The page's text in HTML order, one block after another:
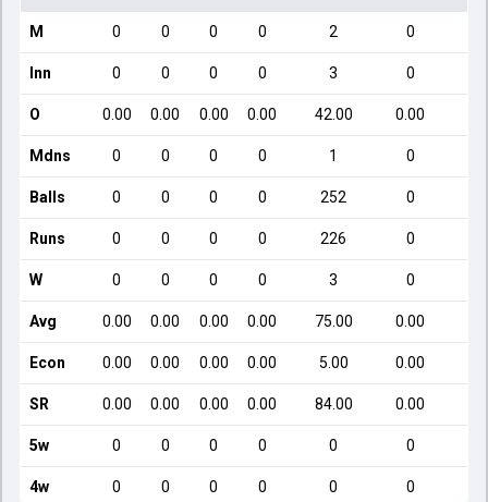
M 0 0 0 0 2 0
Inn 0 0 0 0 3 0
O 0.00 0.00 0.00 0.00 42.00 0.00
Mdns 0 0 0 0 1 0
Balls 0 0 0 0 252 0
Runs 0 0 0 0 226 0
W 0 0 0 0 3 0
Avg 0.00 0.00 0.00 0.00 75.00 0.00
Econ 0.00 0.00 0.00 0.00 5.00 0.00
SR 0.00 0.00 0.00 0.00 84.00 0.00
5w 0 0 0 0 0 0
4w 0 0 0 0 0 0